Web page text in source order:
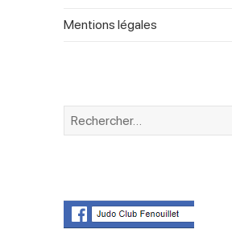
Mentions légales
Rechercher :